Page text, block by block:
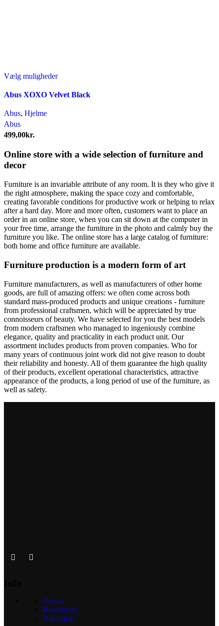
Vælg mulighederDette
har
vælges
Abus XOXO Velvet Black
Abus, Hjelme
Abus
499,00kr.
Online store with a wide selection of furniture and
decor
Furniture is an invariable attribute of any room. It is they who give it
the right atmosphere, making the space cozy and comfortable,
creating favorable conditions for productive work or helping to relax
after a hard day. More and more often, customers want to place an
order in an online store, when you can sit down at the computer in
your free time, arrange the furniture in the photo and calmly buy the
furniture you like. The online store has a large catalog of furniture:
both home and office furniture are available.
Furniture production is a modern form of art
Furniture manufacturers, as well as manufacturers of other home
goods, are full of amazing offers: we often come across both
standard mass-produced products and unique creations - furniture
from professional craftsmen, which will be appreciated by true
connoisseurs of beauty. We have selected for you the best models
from modern craftsmen who managed to ingeniously combine
elegance, quality and practicality in each product unit. Our
assortment includes products from proven companies. Who for
many years of continuous joint work did not give reason to doubt
their reliability and honesty. All of them guarantee the high quality
of their products, excellent operational characteristics, attractive
appearance of the products, a long period of use of the furniture, as
well as safety.
Om os
Kontakt os
Værksted